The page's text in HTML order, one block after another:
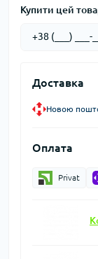
Купити цей
Доставка
Новою
Оплата
Privat